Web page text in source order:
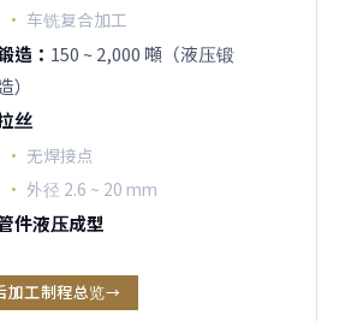
车铣复合加工
造： 150 ~ 2,000 噸（液压锻
）
丝
无焊接点
外径 2.6 ~ 20 mm
件液压成型
加工制程总览